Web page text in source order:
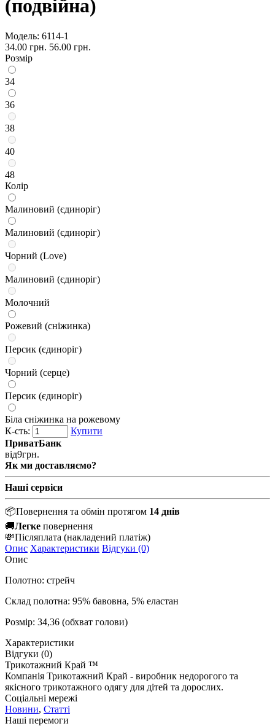
(подвійна)
Модель: 6114-1
34.00 грн. 56.00 грн.
Розмір
34
36
38
40
48
Колір
Малиновий (єдиноріг)
Малиновий (єдиноріг)
Чорний (Love)
Малиновий (єдиноріг)
Молочний
Рожевий (сніжинка)
Персик (єдиноріг)
Чорний (серце)
Персик (єдиноріг)
Біла сніжинка на рожевому
К-сть:
Купити
ПриватБанк
від9грн.
Як ми доставляємо?
Наші сервіси
📦Повернення та обмін протягом 14 днів
🚚Легке повернення
💸Післяплата (накладений платіж)
Опис Характеристики Відгуки (0)
Опис
Полотно: стрейч
Склад полотна: 95% бавовна, 5% еластан
Розмір: 34,36 (обхват голови)
Характеристики
Відгуки (0)
Трикотажний Край ™
Компанія Трикотажний Край - виробник недорогого та
якісного трикотажного одягу для дітей та дорослих.
Соціальні мережі
Новини, Статті
Наші перемоги